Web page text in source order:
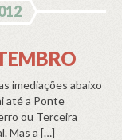
imediações abaixo
até a Ponte
ou Terceira
Mas a […]